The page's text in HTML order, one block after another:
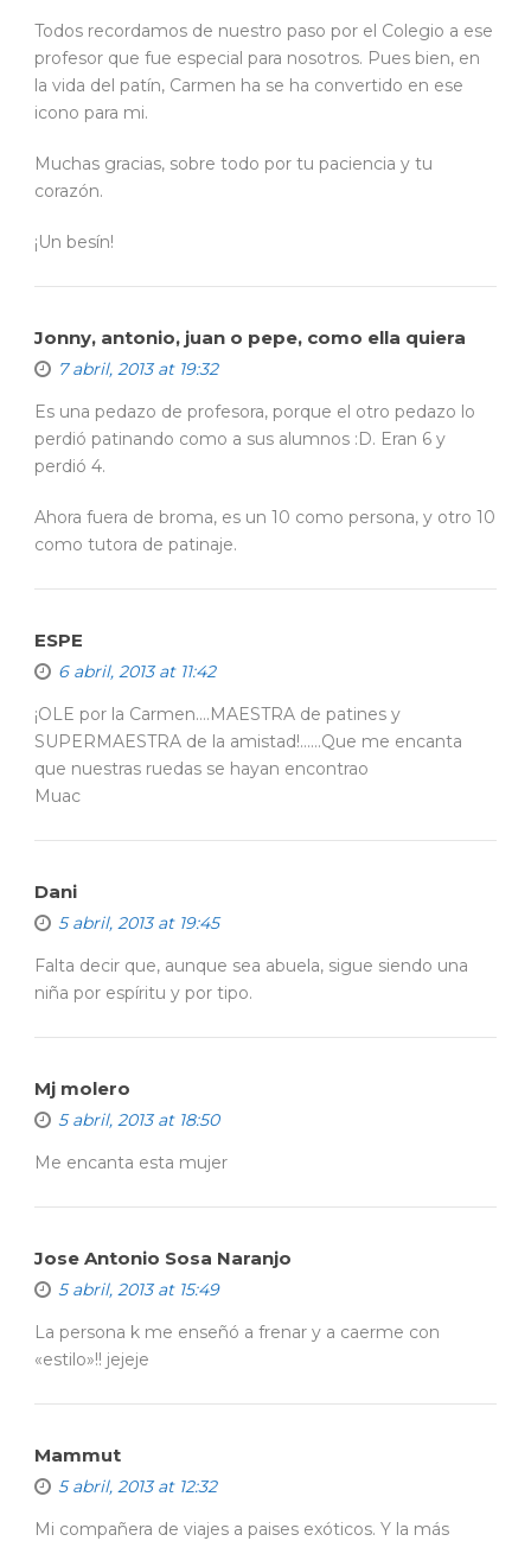
Todos recordamos de nuestro paso por el Colegio a ese
profesor que fue especial para nosotros. Pues bien, en
la vida del patín, Carmen ha se ha convertido en ese
icono para mi.
Muchas gracias, sobre todo por tu paciencia y tu
corazón.
¡Un besín!
Jonny, antonio, juan o pepe, como ella quiera
7 abril, 2013 at 19:32
Es una pedazo de profesora, porque el otro pedazo lo
perdió patinando como a sus alumnos :D. Eran 6 y
perdió 4.
Ahora fuera de broma, es un 10 como persona, y otro 10
como tutora de patinaje.
ESPE
6 abril, 2013 at 11:42
¡OLE por la Carmen….MAESTRA de patines y
SUPERMAESTRA de la amistad!……Que me encanta
que nuestras ruedas se hayan encontrao
Muac
Dani
5 abril, 2013 at 19:45
Falta decir que, aunque sea abuela, sigue siendo una
niña por espíritu y por tipo.
Mj molero
5 abril, 2013 at 18:50
Me encanta esta mujer
Jose Antonio Sosa Naranjo
5 abril, 2013 at 15:49
La persona k me enseñó a frenar y a caerme con
«estilo»!! jejeje
Mammut
5 abril, 2013 at 12:32
Mi compañera de viajes a paises exóticos. Y la más